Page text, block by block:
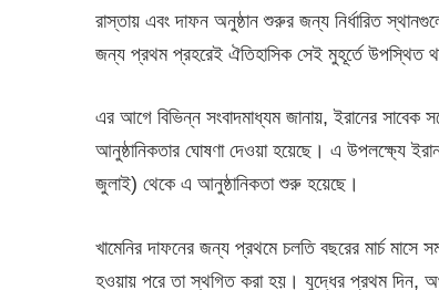
রাস্তায় এবং দাফন অনুষ্ঠান শুরুর জন্য নির্ধারিত
জন্য প্রথম প্রহরেই ঐতিহাসিক সেই মুহূর্তে উপস্থিত
এর আগে বিভিন্ন সংবাদমাধ্যম জানায়, ইরানের সাবেক
আনুষ্ঠানিকতার ঘোষণা দেওয়া হয়েছে। এ উপলক্ষ্যে
জুলাই) থেকে এ আনুষ্ঠানিকতা শুরু হয়েছে।
খামেনির দাফনের জন্য প্রথমে চলতি বছরের মার্চ মাসে
হওয়ায় পরে তা স্থগিত করা হয়। যুদ্ধের প্রথম দিন,